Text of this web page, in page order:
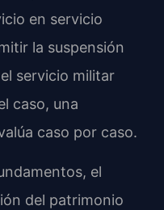
en servicio
la suspensión
servicio militar
caso, una
caso por caso.
el
del patrimonio